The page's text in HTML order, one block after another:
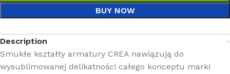
BUY NOW
Description
Smukłe kształty armatury CREA nawiązują do
wysublimowanej delikatności całego konceptu marki